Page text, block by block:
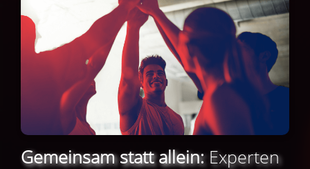
Gemeinsam statt allein:Experten